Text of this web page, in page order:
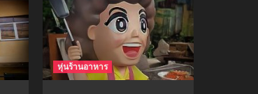
1
mockups
ก้อนเนื้อทรงลูกบาสก์
หุ่นร้านอาหาร